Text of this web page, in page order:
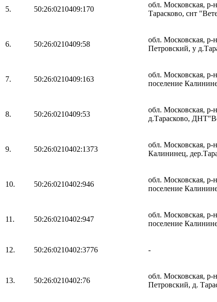
5. 50:26:0210409:170
обл. Московская,
Тарасково, снт
6. 50:26:0210409:58
обл. Московская,
Петровский, у
7. 50:26:0210409:163
обл. Московская,
поселение
8. 50:26:0210409:53
обл. Московская,
д.Тарасково,
9. 50:26:0210402:1373
обл. Московская,
Калининец,
10. 50:26:0210402:946
обл. Московская,
поселение
11. 50:26:0210402:947
обл. Московская,
поселение
12. 50:26:0210402:3776 -
13. 50:26:0210402:76
обл. Московская,
Петровский, д.